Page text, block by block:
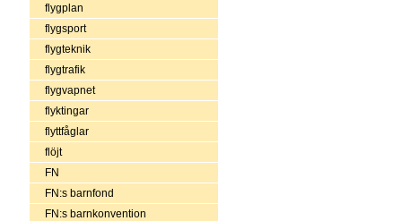
flygplan
flygsport
flygteknik
flygtrafik
flygvapnet
flyktingar
flyttfåglar
flöjt
FN
FN:s barnfond
FN:s barnkonvention